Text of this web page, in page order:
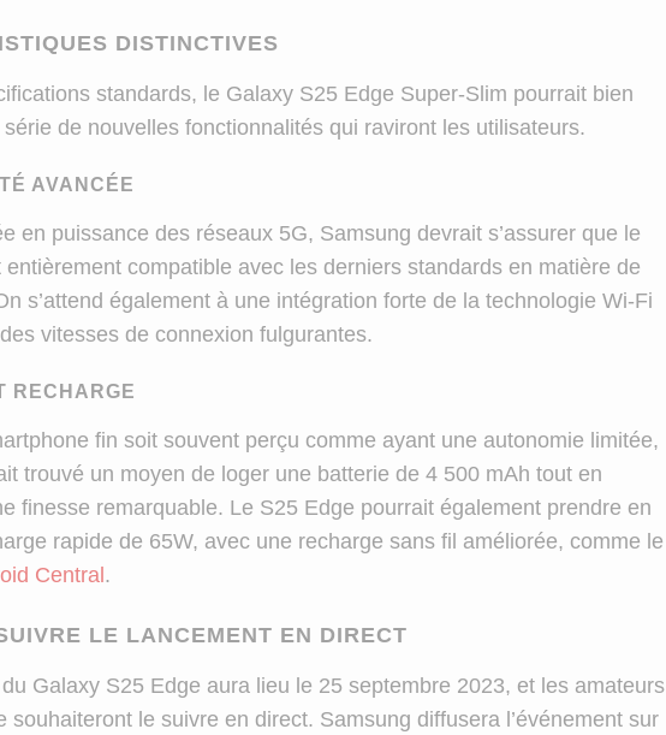
DISTINCTIVES
standards, le Galaxy S25 Edge Super-Slim pourrait bien
de nouvelles fonctionnalités qui raviront les utilisateurs.
AVANCÉE
en puissance des réseaux 5G, Samsung devrait s’assurer que le
entièrement compatible avec les derniers standards en matière de
s’attend également à une intégration forte de la technologie Wi-Fi
vitesses de connexion fulgurantes.
RECHARGE
fin soit souvent perçu comme ayant une autonomie limitée,
trouvé un moyen de loger une batterie de 4 500 mAh tout en
finesse remarquable. Le S25 Edge pourrait également prendre en
rapide de 65W, avec une recharge sans fil améliorée, comme le
Central .
LE LANCEMENT EN DIRECT
Galaxy S25 Edge aura lieu le 25 septembre 2023, et les amateurs
souhaiteront le suivre en direct. Samsung diffusera l’événement sur